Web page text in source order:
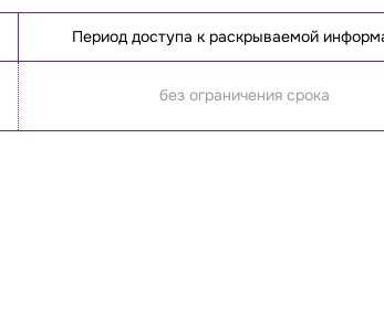
Период доступа к раскрываемой
без ограничения срока